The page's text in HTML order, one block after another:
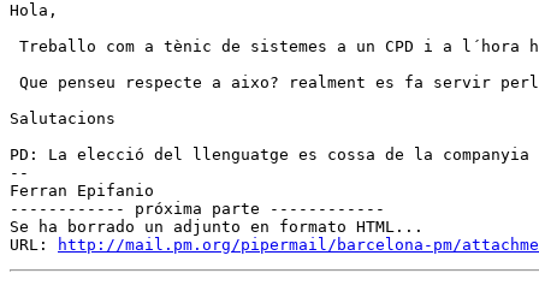
Hola,
Treballo com a tènic de sistemes a un CPD i a
Que penseu respecte a aixo? realment es fa servir
Salutacions
PD: La elecció del llenguatge es cossa de la companyia
--
Ferran Epifanio
------------ próxima parte ------------
Se ha borrado un adjunto en formato HTML...
URL:
http://mail.pm.org/pipermail/barcelona-pm/